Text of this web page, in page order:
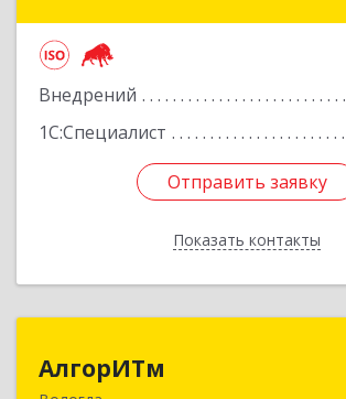
Внедрений
1С:Специалист
Отправить заявку
Показать контакты
Отправить заявку
Назад
АлгорИТм